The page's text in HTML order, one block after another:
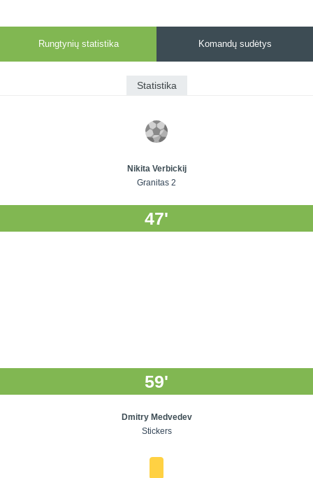
Rungtynių statistika Komandų sudėtys
Statistika
Nikita Verbickij
Granitas 2
47'
59'
Dmitry Medvedev
Stickers